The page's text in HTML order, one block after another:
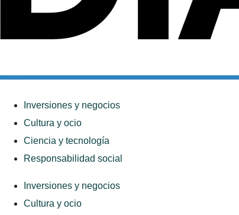
Inversiones y negocios
Cultura y ocio
Ciencia y tecnología
Responsabilidad social
Inversiones y negocios
Cultura y ocio